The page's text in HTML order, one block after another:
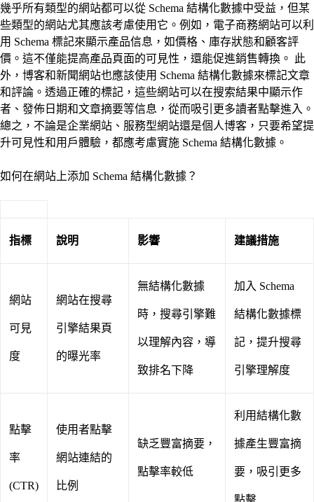
幾乎所有類型的網站都可以從 Schema 結構化數據中受益，但某
些類型的網站尤其應該考慮使用它。例如，電子商務網站可以利
用 Schema 標記來顯示產品信息，如價格、庫存狀態和顧客評
價。這不僅能提高產品頁面的可見性，還能促進銷售轉換。 此
外，博客和新聞網站也應該使用 Schema 結構化數據來標記文章
和評論。透過正確的標記，這些網站可以在搜索結果中顯示作
者、發佈日期和文章摘要等信息，從而吸引更多讀者點擊進入。
總之，不論是企業網站、服務型網站還是個人博客，只要希望提
升可見性和用戶體驗，都應考慮實施 Schema 結構化數據。
如何在網站上添加 Schema 結構化數據？
指標 說明 影響 建議措施
網站
可見
度
網站在搜尋
引擎結果頁
的曝光率
無結構化數據
時，搜尋引擎難
以理解內容，導
致排名下降
加入 Schema
結構化數據標
記，提升搜尋
引擎理解度
點擊
率
(CTR)
使用者點擊
網站連結的
比例
缺乏豐富摘要，
點擊率較低
利用結構化數
據產生豐富摘
要，吸引更多
點擊